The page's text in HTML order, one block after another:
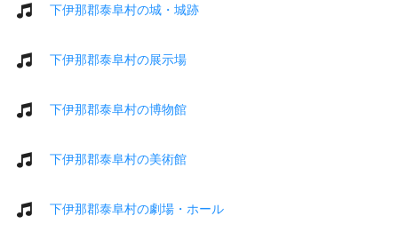
下伊那郡泰阜村の城・城跡
下伊那郡泰阜村の展示場
下伊那郡泰阜村の博物館
下伊那郡泰阜村の美術館
下伊那郡泰阜村の劇場・ホール